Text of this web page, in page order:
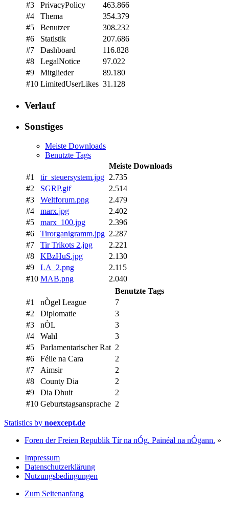
#3
PrivacyPolicy
463.866
#4
Thema
354.379
#5
Benutzer
308.232
#6
Statistik
207.686
#7
Dashboard
116.828
#8
LegalNotice
97.022
#9
Mitglieder
89.180
#10 LimitedUserLikes 31.128
Verlauf
Sonstiges
Meiste Downloads
Benutzte Tags
Meiste Downloads
#1
tir_steuersystem.jpg 2.735
#2
SGRP.gif
2.514
#3
Weltforum.png
2.479
#4
marx.jpg
2.402
#5
marx_100.jpg
2.396
#6
Tirorganigramm.jpg 2.287
#7
Tir Trikots 2.jpg
2.221
#8
KBzHuS.jpg
2.130
#9
LA_2.png
2.115
#10 MAB.png
2.040
Benutzte Tags
#1
nÒgel League
7
#2
Diplomatie
3
#3
nÒL
3
#4
Wahl
3
#5
Parlamentarischer Rat 2
#6
Féile na Cara
2
#7
Aimsir
2
#8
County Dia
2
#9
Dia Dhuit
2
#10 Geburtstagsansprache 2
Statistics by noexcept.de
Foren der Freien Republik Tír na nÓg. Painéal na nÓgann. »
Impressum
Datenschutzerklärung
Nutzungsbedingungen
Zum Seitenanfang